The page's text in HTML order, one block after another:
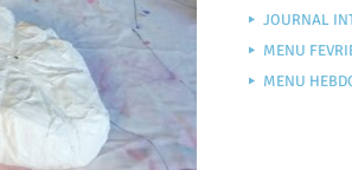
JOURNAL
MENU
MENU